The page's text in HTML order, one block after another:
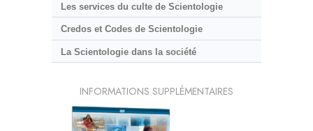
Les services du culte de Scientologie
Credos et Codes de Scientologie
La Scientologie dans la société
INFORMATIONS SUPPLÉMENTAIRES